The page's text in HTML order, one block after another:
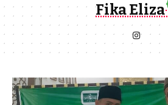
Fika Eliza